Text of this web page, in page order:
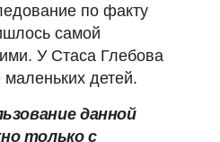
по факту
самой
У Стаса Глебова
детей.
данной
только с